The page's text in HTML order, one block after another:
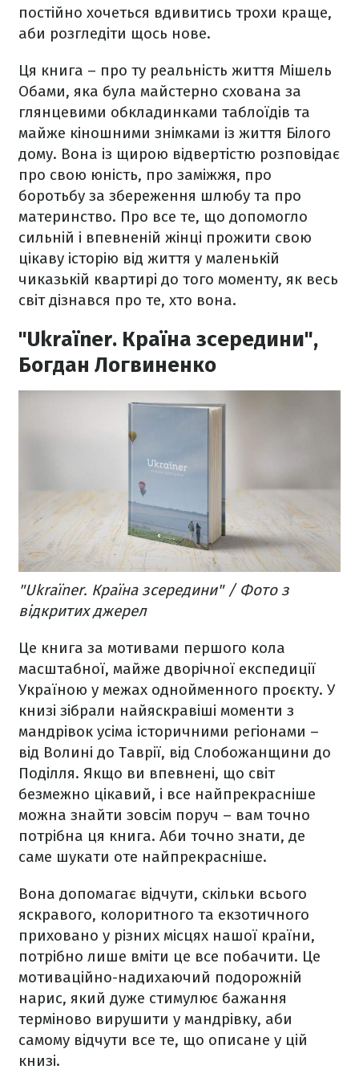
постійно хочеться вдивитись трохи краще,
аби розгледіти щось нове.
Ця книга – про ту реальність життя Мішель
Обами, яка була майстерно схована за
глянцевими обкладинками таблоїдів та
майже кіношними знімками із життя Білого
дому. Вона із щирою відвертістю розповідає
про свою юність, про заміжжя, про
боротьбу за збереження шлюбу та про
материнство. Про все те, що допомогло
сильній і впевненій жінці прожити свою
цікаву історію від життя у маленькій
чиказькій квартирі до того моменту, як весь
світ дізнався про те, хто вона.
"Ukraїner. Країна зсередини",
Богдан Логвиненко
"Ukraїner. Країна зсередини" / Фото з
відкритих джерел
Це книга за мотивами першого кола
масштабної, майже дворічної експедиції
Україною у межах однойменного проєкту. У
книзі зібрали найяскравіші моменти з
мандрівок усіма історичними регіонами –
від Волині до Таврії, від Слобожанщини до
Поділля. Якщо ви впевнені, що світ
безмежно цікавий, і все найпрекрасніше
можна знайти зовсім поруч – вам точно
потрібна ця книга. Аби точно знати, де
саме шукати оте найпрекрасніше.
Вона допомагає відчути, скільки всього
яскравого, колоритного та екзотичного
приховано у різних місцях нашої країни,
потрібно лише вміти це все побачити. Це
мотиваційно-надихаючий подорожній
нарис, який дуже стимулює бажання
терміново вирушити у мандрівку, аби
самому відчути все те, що описане у цій
книзі.